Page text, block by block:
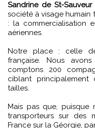
Sandrine de St-Sauveur
société à visage humain
: la commercialisation
aériennes.
Notre place : celle
française. Nous
comptons 200
ciblant
tailles.
Mais pas que, puisque
transporteurs sur des
France sur la Géorgie,